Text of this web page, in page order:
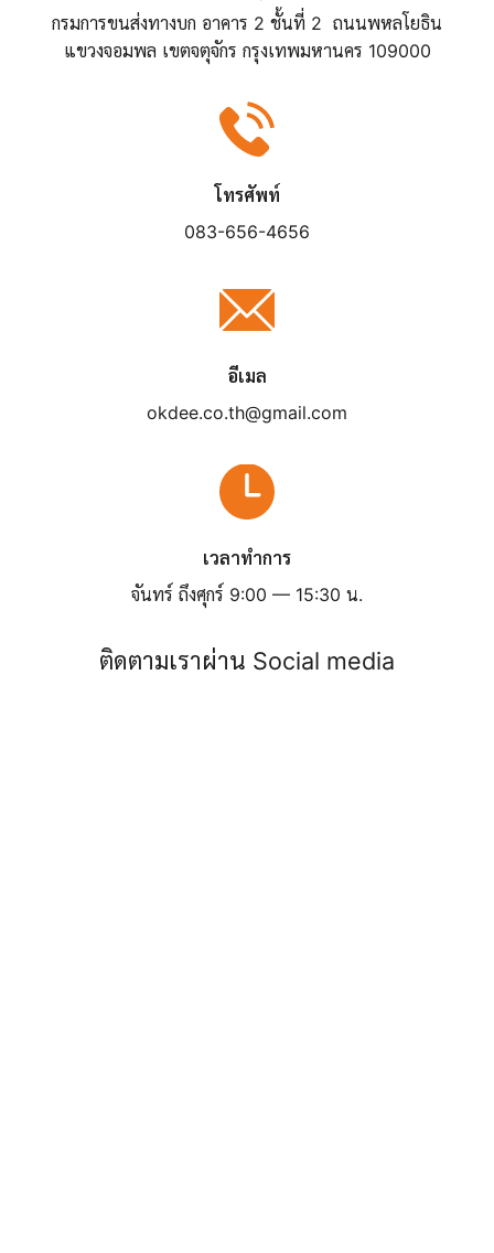
กรมการขนส่งทางบก อาคาร 2 ชั้นที่ 2 ถนนพหลโยธิน
แขวงจอมพล เขตจตุจักร กรุงเทพมหานคร 109000
โทรศัพท์
083-656-4656
อีเมล
okdee.co.th@gmail.com
เวลาทำการ
จันทร์ ถึงศุกร์ 9:00 — 15:30 น.
ติดตามเราผ่าน Social media